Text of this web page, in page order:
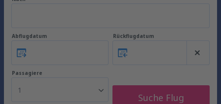
Abflugdatum Rückflugdatum
Passagiere
1
Suche Flug